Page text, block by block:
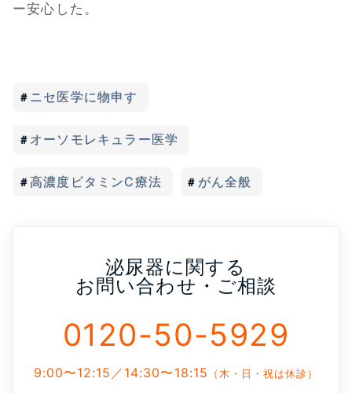
ー安心した。
ニセ医学に物申す
オーソモレキュラー医学
高濃度ビタミンC療法 がん全般
泌尿器に関する
お問い合わせ・ご相談
0120-50-5929
9:00〜12:15／14:30〜18:15 （木・日・祝は休診）